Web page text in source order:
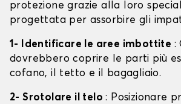
protezione grazie alla loro
progettata per assorbire gli
1- Identificare le aree imbottite :
dovrebbero coprire le parti più
cofano, il tetto e il bagagliaio.
2- Srotolare il telo: Posizionare